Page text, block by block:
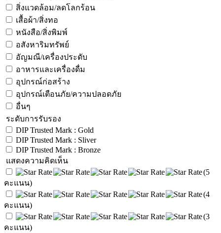
สิ่งแวดล้อม/ลดโลกร้อน
เสื้อผ้า/สิ่งทอ
หนังสือ/สิ่งพิมพ์
อสังหาริมทรัพย์
อัญมณี/เครื่องประดับ
อาหารและเครื่องดื่ม
อุปกรณ์ก่อสร้าง
อุปกรณ์เตือนภัย/ความปลอดภัย
อื่นๆ
ระดับการรับรอง
DIP Trusted Mark : Gold
DIP Trusted Mark : Sliver
DIP Trusted Mark : Bronze
แสดงความคิดเห็น
(5
คะแนน)
(4
คะแนน)
(3
คะแนน)